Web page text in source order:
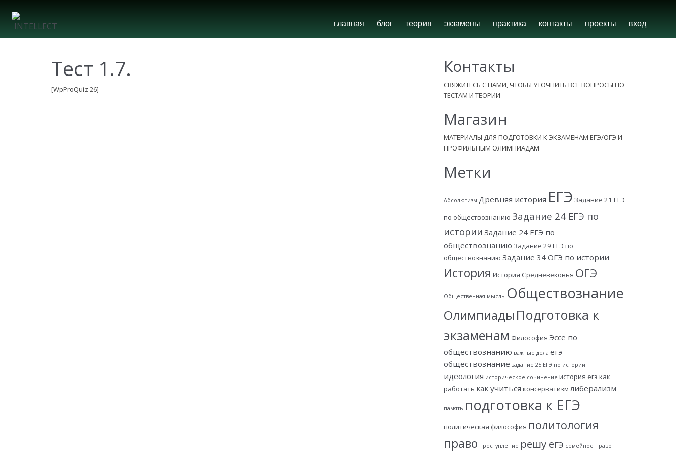
главная блог теория экзамены практика контакты проекты вход
Тест 1.7.
[WpProQuiz 26]
Контакты
СВЯЖИТЕСЬ С НАМИ, ЧТОБЫ УТОЧНИТЬ ВСЕ ВОПРОСЫ ПО
ТЕСТАМ И ТЕОРИИ
Магазин
МАТЕРИАЛЫ ДЛЯ ПОДГОТОВКИ К ЭКЗАМЕНАМ ЕГЭ/ОГЭ И
ПРОФИЛЬНЫМ ОЛИМПИАДАМ
Метки
Абсолютизм Древняя история ЕГЭ Задание 21 ЕГЭ
по обществознанию Задание 24 ЕГЭ по
истории Задание 24 ЕГЭ по
обществознанию Задание 29 ЕГЭ по
обществознанию Задание 34 ОГЭ по истории
История История Средневековья ОГЭ
Общественная мысль Обществознание
Олимпиады Подготовка к
экзаменам Философия Эссе по
обществознанию важные дела егэ
обществознание задание 25 ЕГЭ по истории
идеология историческое сочинение история егэ как
работать как учиться консерватизм либерализм
память подготовка к ЕГЭ
политическая философия политология
право преступление решу егэ семейное право